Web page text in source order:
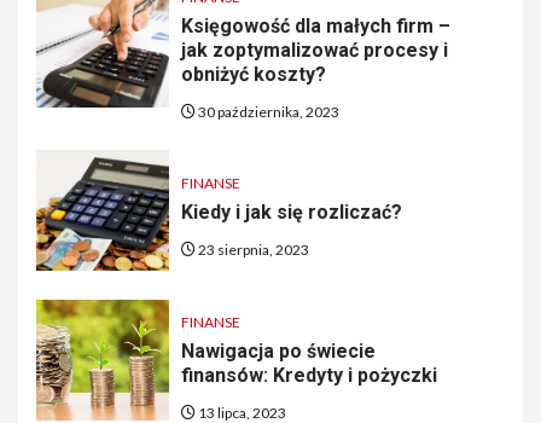
Księgowość dla małych firm –
jak zoptymalizować procesy i
obniżyć koszty?
30 października, 2023
FINANSE
Kiedy i jak się rozliczać?
23 sierpnia, 2023
FINANSE
Nawigacja po świecie
finansów: Kredyty i pożyczki
13 lipca, 2023